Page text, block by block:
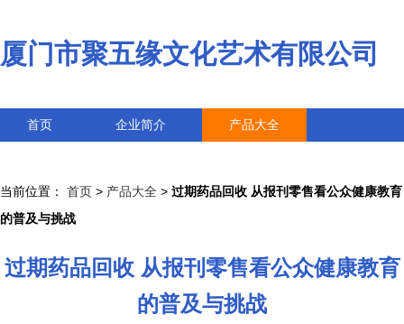
厦门市聚五缘文化艺术有限公司
首页 企业简介 产品大全
当前位置： 首页 > 产品大全 > 过期药品回收 从报刊零售看公众健康教育
的普及与挑战
过期药品回收 从报刊零售看公众健康教育
的普及与挑战